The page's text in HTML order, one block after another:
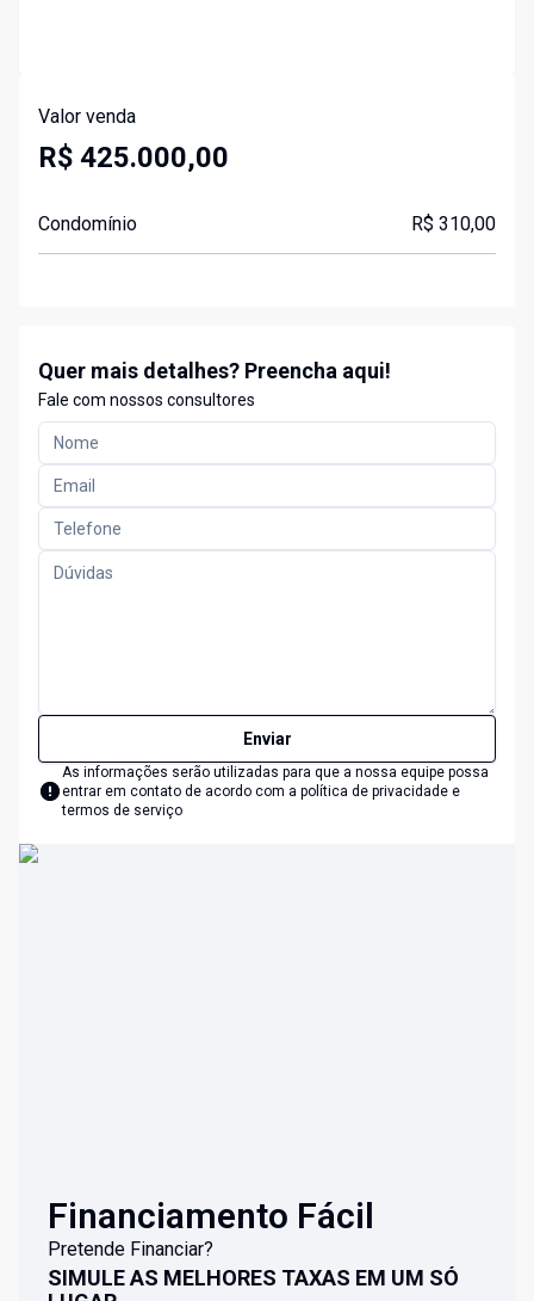
Valor venda
R$ 425.000,00
Condomínio R$ 310,00
Quer mais detalhes? Preencha aqui!
Fale com nossos consultores
Enviar
As informações serão utilizadas para que a nossa equipe possa
entrar em contato de acordo com a política de privacidade e
termos de serviço
Financiamento Fácil
Pretende Financiar?
SIMULE AS MELHORES TAXAS EM UM SÓ